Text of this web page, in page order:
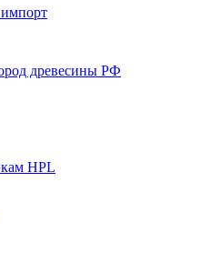
древесины РФ
HPL